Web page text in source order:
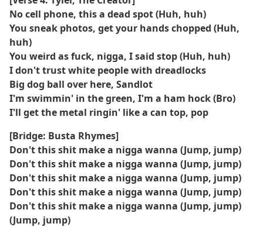
No cell phone, this a dead spot (Huh, huh)
You sneak photos, get your hands chopped (Huh,
huh)
You weird as fuck, nigga, I said stop (Huh, huh)
I don't trust white people with dreadlocks
Big dog ball over here, Sandlot
I'm swimmin' in the green, I'm a ham hock (Bro)
I'll get the metal ringin' like a can top, pop
[Bridge: Busta Rhymes]
Don't this shit make a nigga wanna (Jump, jump)
Don't this shit make a nigga wanna (Jump, jump)
Don't this shit make a nigga wanna (Jump, jump)
Don't this shit make a nigga wanna (Jump, jump)
Don't this shit make a nigga wanna (Jump, jump)
(Jump, jump)